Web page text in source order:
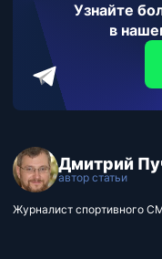
Узнайте
в
Дмитрий
автор статьи
Журналист спортивного